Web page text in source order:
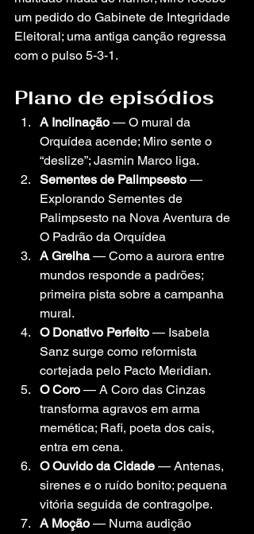
um pedido do Gabinete de Integridade
Eleitoral; uma antiga canção regressa
com o pulso 5-3-1.
Plano de episódios
A Inclinação — O mural da
Orquídea acende; Miro sente o
“deslize”; Jasmin Marco liga.
Sementes de Palimpsesto —
Explorando Sementes de
Palimpsesto na Nova Aventura de
O Padrão da Orquídea
A Grelha — Como a aurora entre
mundos responde a padrões;
primeira pista sobre a campanha
mural.
O Donativo Perfeito — Isabela
Sanz surge como reformista
cortejada pelo Pacto Meridian.
O Coro — A Coro das Cinzas
transforma agravos em arma
memética; Rafi, poeta dos cais,
entra em cena.
O Ouvido da Cidade — Antenas,
sirenes e o ruído bonito; pequena
vitória seguida de contragolpe.
A Moção — Numa audição